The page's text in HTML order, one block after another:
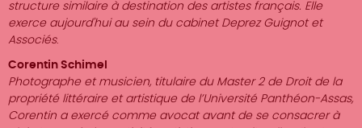
structure similaire à destination des artistes français. Elle
exerce aujourd'hui au sein du cabinet Deprez Guignot et
Associés.
Corentin Schimel
Photographe et musicien, titulaire du Master 2 de Droit de la
propriété littéraire et artistique de l’Université Panthéon-Assas,
Corentin a exercé comme avocat avant de se consacrer à